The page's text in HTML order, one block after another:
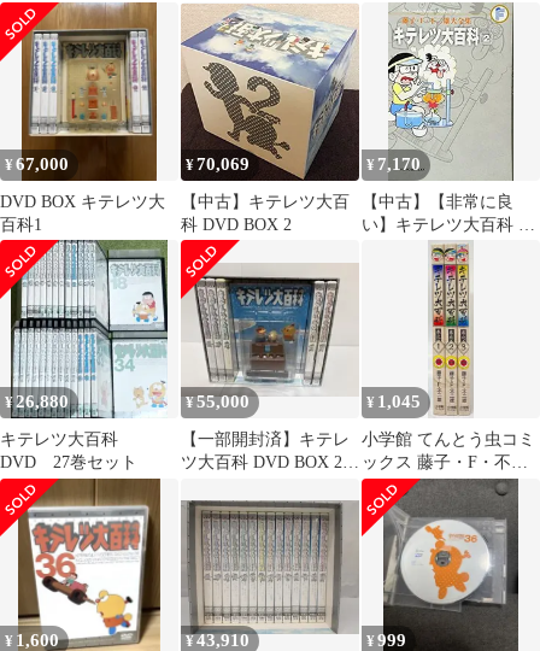
大百科 DVD全19巻
¥67,000
DVD BOX キテレツ大
百科1
¥70,069
【中古】キテレツ大百
科 DVD BOX 2
¥ 7,170
【中古】【非常に良
い】キテレツ大百科 2
(藤子・Ｆ・不二雄大全
¥26,880
キテレツ大百科
DVD 27巻セット
¥55,000
【一部開封済】キテレ
ツ大百科 DVD BOX 2
¥ 1,045
小学館 てんとう虫コミ
ックス 藤子・F・不二
雄 キテレツ大百科 全3
巻 セット
¥ 1,600 ¥43,910 ¥999